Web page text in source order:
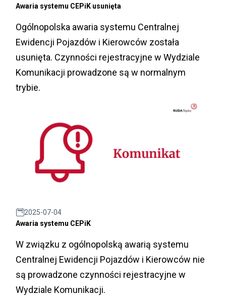
Awaria systemu CEPiK usunięta
Ogólnopolska awaria systemu Centralnej
Ewidencji Pojazdów i Kierowców została
usunięta. Czynności rejestracyjne w Wydziale
Komunikacji prowadzone są w normalnym
trybie.
2025-07-04
Awaria systemu CEPiK
W związku z ogólnopolską awarią systemu
Centralnej Ewidencji Pojazdów i Kierowców nie
są prowadzone czynności rejestracyjne w
Wydziale Komunikacji.